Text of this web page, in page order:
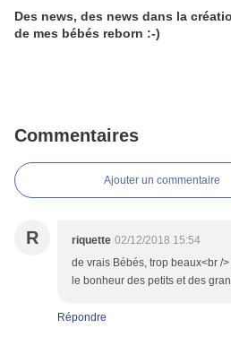
Des news, des news dans la
de mes bébés reborn :-)
Commentaires
Ajouter un commentaire
R riquette 02/12/2018 15:54
de vrais Bébés, trop beaux<br /
le bonheur des petits et des
Répondre